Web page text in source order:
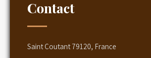
Contact
Saint Coutant 79120, France